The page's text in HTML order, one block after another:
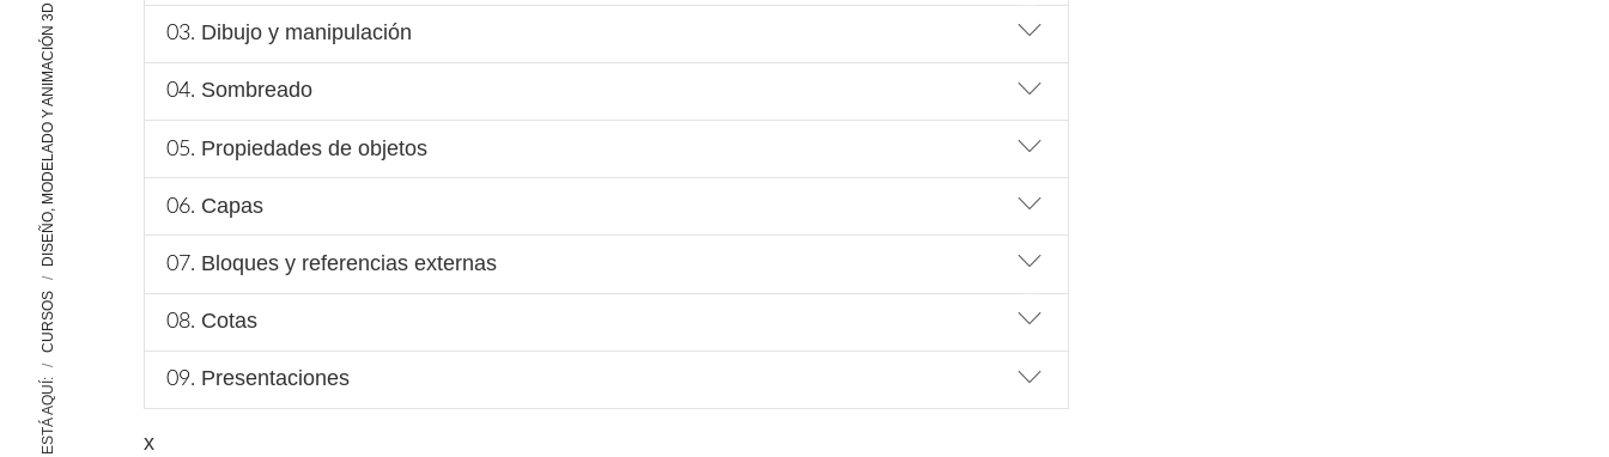
Dibujo y manipulación
Sombreado
Propiedades de objetos
Capas
Bloques y referencias externas
Cotas
Presentaciones
x
ESTÁ AQUÍ:
CURSOS
DISEÑO, MODELADO Y ANIMACIÓN 3D